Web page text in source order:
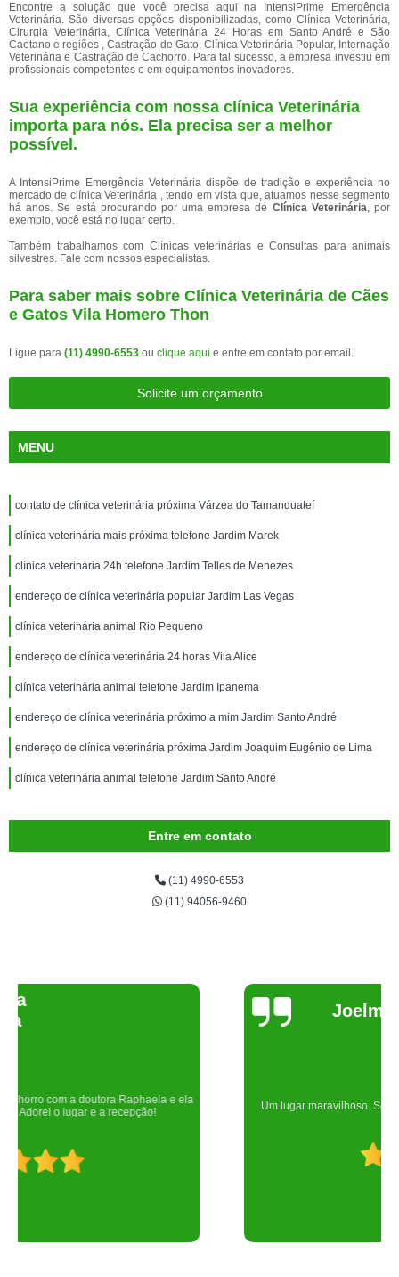
Encontre a solução que você precisa aqui na IntensiPrime Emergência
Veterinária. São diversas opções disponibilizadas, como Clínica Veterinária,
Cirurgia Veterinária, Clínica Veterinária 24 Horas em Santo André e São
Caetano e regiões , Castração de Gato, Clínica Veterinária Popular, Internação
Veterinária e Castração de Cachorro. Para tal sucesso, a empresa investiu em
profissionais competentes e em equipamentos inovadores.
Sua experiência com nossa clínica Veterinária
importa para nós. Ela precisa ser a melhor
possível.
A IntensiPrime Emergência Veterinária dispõe de tradição e experiência no
mercado de clínica Veterinária , tendo em vista que, atuamos nesse segmento
há anos. Se está procurando por uma empresa de Clínica Veterinária, por
exemplo, você está no lugar certo.
Também trabalhamos com Clínicas veterinárias e Consultas para animais
silvestres. Fale com nossos especialistas.
Para saber mais sobre Clínica Veterinária de Cães
e Gatos Vila Homero Thon
Ligue para (11) 4990-6553 ou clique aqui e entre em contato por email.
Solicite um orçamento
MENU
contato de clínica veterinária próxima Várzea do Tamanduateí
clínica veterinária mais próxima telefone Jardim Marek
clínica veterinária 24h telefone Jardim Telles de Menezes
endereço de clínica veterinária popular Jardim Las Vegas
clínica veterinária animal Rio Pequeno
endereço de clínica veterinária 24 horas Vila Alice
clínica veterinária animal telefone Jardim Ipanema
endereço de clínica veterinária próximo a mim Jardim Santo André
endereço de clínica veterinária próxima Jardim Joaquim Eugênio de Lima
clínica veterinária animal telefone Jardim Santo André
Entre em contato
(11) 4990-6553
(11) 94056-9460
Um lugar maravilhoso. Sempre serei grata pelo que fizeram por nós!